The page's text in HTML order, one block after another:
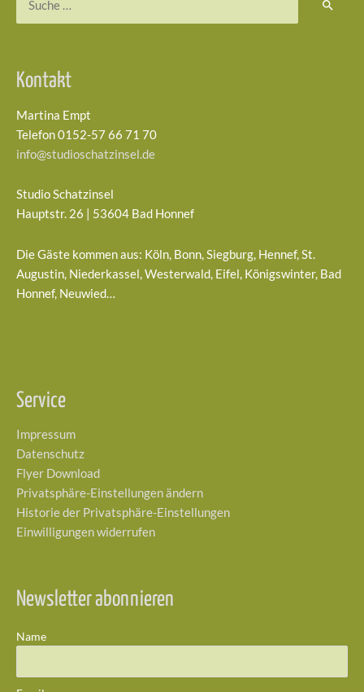
Kontakt
Martina Empt
Telefon 0152-57 66 71 70
info@studioschatzinsel.de
Studio Schatzinsel
Hauptstr. 26 | 53604 Bad Honnef
Die Gäste kommen aus: Köln, Bonn, Siegburg, Hennef, St.
Augustin, Niederkassel, Westerwald, Eifel, Königswinter, Bad
Honnef, Neuwied…
Service
Impressum
Datenschutz
Flyer Download
Privatsphäre-Einstellungen ändern
Historie der Privatsphäre-Einstellungen
Einwilligungen widerrufen
Newsletter abonnieren
Name